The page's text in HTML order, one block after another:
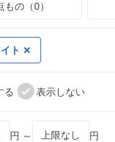
もの（0）
ト
る 表示しない
円 ～ 円